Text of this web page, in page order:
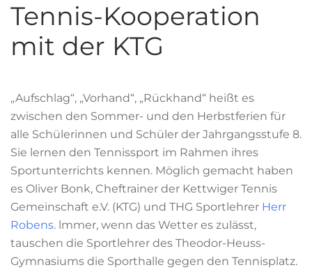
Tennis-Kooperation
mit der KTG
„Aufschlag“, „Vorhand“, „Rückhand“ heißt es
zwischen den Sommer- und den Herbstferien für
alle Schülerinnen und Schüler der Jahrgangsstufe 8.
Sie lernen den Tennissport im Rahmen ihres
Sportunterrichts kennen. Möglich gemacht haben
es Oliver Bonk, Cheftrainer der Kettwiger Tennis
Gemeinschaft e.V. (KTG) und THG Sportlehrer Herr
Robens. lmmer, wenn das Wetter es zulässt,
tauschen die Sportlehrer des Theodor-Heuss-
Gymnasiums die Sporthalle gegen den Tennisplatz.